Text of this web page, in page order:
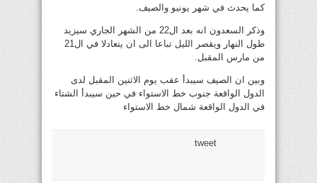
كما يحدث في شهر يونيو والصيف.
وذكر السعدون انه بعد ال22 من الشهر الجاري سيزيد
طول النهار ويقصر الليل تباعا الى ان يتعادلا في ال21
من مارس المقبل.
وبين ان الصيف سيبدأ عقب يوم الاثنين المقبل لدى
الدول الواقعة جنوب خط الاستواء في حين سيبدأ الشتاء
في الدول الواقعة شمال خط الاستواء
tweet